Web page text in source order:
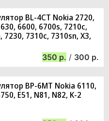
BL-4CT Nokia 2720,
6600, 6700s, 7210c,
7230, 7310c, 7310sn, X3,
350 / 300
BP-6MT Nokia 6110,
E51, N81, N82, K-2